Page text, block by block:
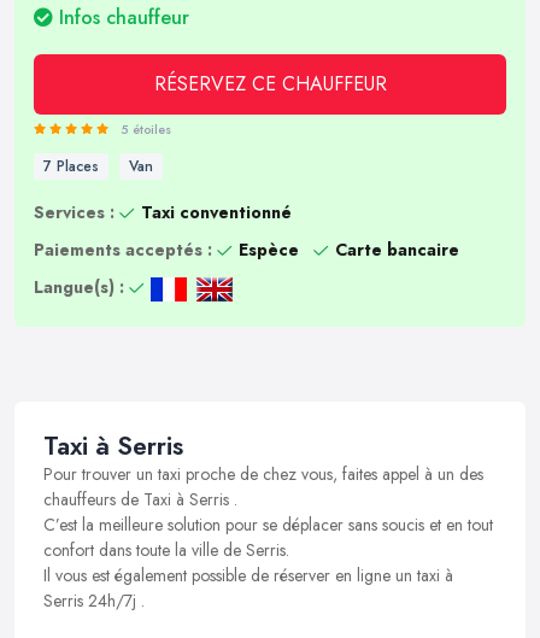
Infos chauffeur
RÉSERVEZ CE CHAUFFEUR
5 étoiles
7 Places Van
Services :
Taxi conventionné
Paiements acceptés :
Espèce
Carte bancaire
Langue(s) :
Taxi à Serris
Pour trouver un taxi proche de chez vous, faites appel à un des
chauffeurs de Taxi à Serris .
C’est la meilleure solution pour se déplacer sans soucis et en tout
confort dans toute la ville de Serris.
Il vous est également possible de réserver en ligne un taxi à
Serris 24h/7j .